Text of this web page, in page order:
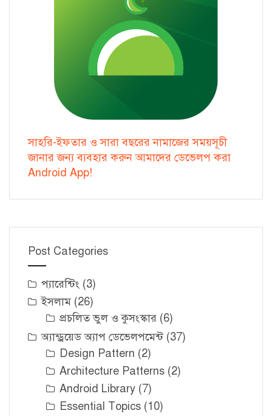
সাহরি-ইফতার ও সারা বছরের নামাজের সময়সূচী
জানার জন্য ব্যবহার করুন আমাদের ডেভেলপ করা
Android App!
Post Categories
প্যারেন্টিং (3)
ইসলাম (26)
প্রচলিত ভুল ও কুসংস্কার (6)
অ্যান্ড্রয়েড অ্যাপ ডেভেলপমেন্ট(37)
Design Pattern (2)
Architecture Patterns (2)
Android Library (7)
Essential Topics (10)